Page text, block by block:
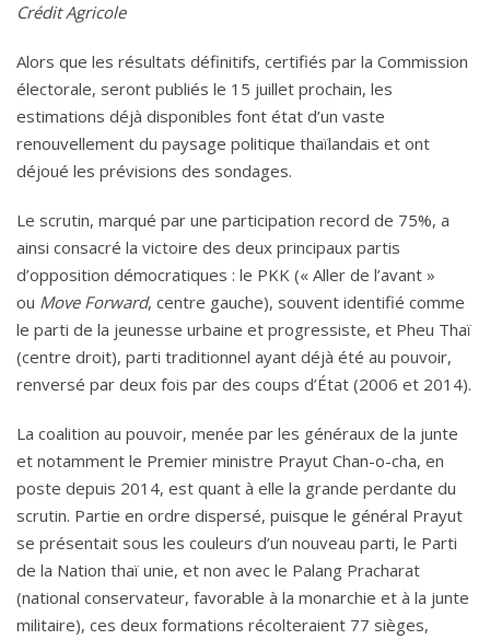
Crédit Agricole
Alors que les résultats définitifs, certifiés par la Commission
électorale, seront publiés le 15 juillet prochain, les
estimations déjà disponibles font état d’un vaste
renouvellement du paysage politique thaïlandais et ont
déjoué les prévisions des sondages.
Le scrutin, marqué par une participation record de 75%, a
ainsi consacré la victoire des deux principaux partis
d’opposition démocratiques : le PKK (« Aller de l’avant »
ou Move Forward, centre gauche), souvent identifié comme
le parti de la jeunesse urbaine et progressiste, et Pheu Thaï
(centre droit), parti traditionnel ayant déjà été au pouvoir,
renversé par deux fois par des coups d’État (2006 et 2014).
La coalition au pouvoir, menée par les généraux de la junte
et notamment le Premier ministre Prayut Chan-o-cha, en
poste depuis 2014, est quant à elle la grande perdante du
scrutin. Partie en ordre dispersé, puisque le général Prayut
se présentait sous les couleurs d’un nouveau parti, le Parti
de la Nation thaï unie, et non avec le Palang Pracharat
(national conservateur, favorable à la monarchie et à la junte
militaire), ces deux formations récolteraient 77 sièges,